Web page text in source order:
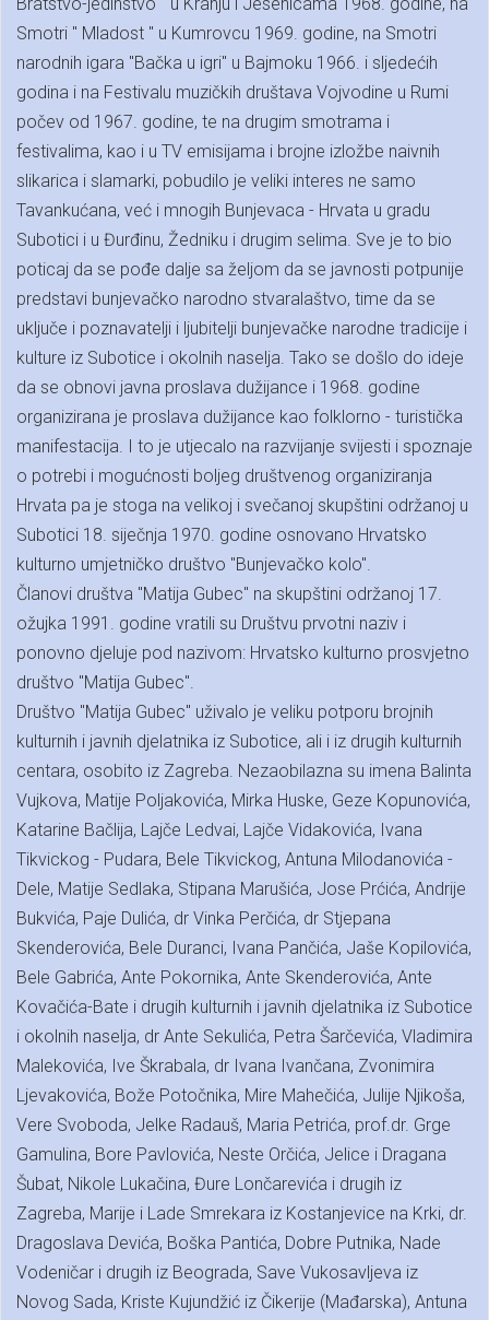
Smotri " Mladost " u Kumrovcu 1969. godine, na Smotri
narodnih igara "Bačka u igri" u Bajmoku 1966. i sljedećih
godina i na Festivalu muzičkih društava Vojvodine u Rumi
počev od 1967. godine, te na drugim smotrama i
festivalima, kao i u TV emisijama i brojne izložbe naivnih
slikarica i slamarki, pobudilo je veliki interes ne samo
Tavankućana, već i mnogih Bunjevaca - Hrvata u gradu
Subotici i u Đurđinu, Žedniku i drugim selima. Sve je to bio
poticaj da se pođe dalje sa željom da se javnosti potpunije
predstavi bunjevačko narodno stvaralaštvo, time da se
uključe i poznavatelji i ljubitelji bunjevačke narodne tradicije i
kulture iz Subotice i okolnih naselja. Tako se došlo do ideje
da se obnovi javna proslava dužijance i 1968. godine
organizirana je proslava dužijance kao folklorno - turistička
manifestacija. I to je utjecalo na razvijanje svijesti i spoznaje
o potrebi i mogućnosti boljeg društvenog organiziranja
Hrvata pa je stoga na velikoj i svečanoj skupštini održanoj u
Subotici 18. siječnja 1970. godine osnovano Hrvatsko
kulturno umjetničko društvo "Bunjevačko kolo".
Članovi društva "Matija Gubec" na skupštini održanoj 17.
ožujka 1991. godine vratili su Društvu prvotni naziv i
ponovno djeluje pod nazivom: Hrvatsko kulturno prosvjetno
društvo "Matija Gubec".
Društvo "Matija Gubec" uživalo je veliku potporu brojnih
kulturnih i javnih djelatnika iz Subotice, ali i iz drugih kulturnih
centara, osobito iz Zagreba. Nezaobilazna su imena Balinta
Vujkova, Matije Poljakovića, Mirka Huske, Geze Kopunovića,
Katarine Bačlija, Lajče Ledvai, Lajče Vidakovića, Ivana
Tikvickog - Pudara, Bele Tikvickog, Antuna Milodanovića -
Dele, Matije Sedlaka, Stipana Marušića, Jose Prćića, Andrije
Bukvića, Paje Dulića, dr Vinka Perčića, dr Stjepana
Skenderovića, Bele Duranci, Ivana Pančića, Jaše Kopilovića,
Bele Gabrića, Ante Pokornika, Ante Skenderovića, Ante
Kovačića-Bate i drugih kulturnih i javnih djelatnika iz Subotice
i okolnih naselja, dr Ante Sekulića, Petra Šarčevića, Vladimira
Malekovića, Ive Škrabala, dr Ivana Ivančana, Zvonimira
Ljevakovića, Bože Potočnika, Mire Mahečića, Julije Njikoša,
Vere Svoboda, Jelke Radauš, Maria Petrića, prof.dr. Grge
Gamulina, Bore Pavlovića, Neste Orčića, Jelice i Dragana
Šubat, Nikole Lukačina, Đure Lončarevića i drugih iz
Zagreba, Marije i Lade Smrekara iz Kostanjevice na Krki, dr.
Dragoslava Devića, Boška Pantića, Dobre Putnika, Nade
Vodeničar i drugih iz Beograda, Save Vukosavljeva iz
Novog Sada, Kriste Kujundžić iz Čikerije (Mađarska), Antuna